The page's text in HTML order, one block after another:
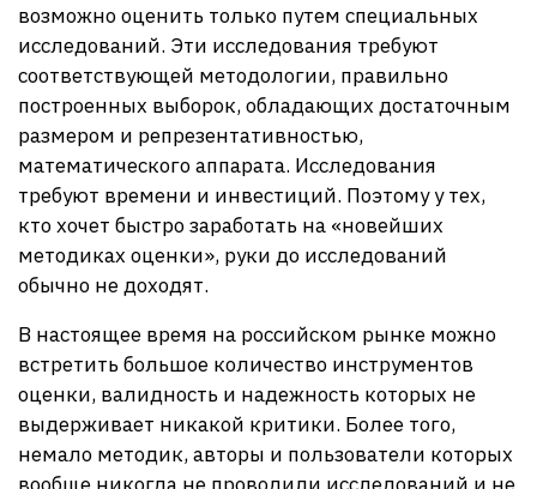
возможно оценить только путем специальных
исследований. Эти исследования требуют
соответствующей методологии, правильно
построенных выборок, обладающих достаточным
размером и репрезентативностью,
математического аппарата. Исследования
требуют времени и инвестиций. Поэтому у тех,
кто хочет быстро заработать на «новейших
методиках оценки», руки до исследований
обычно не доходят.
В настоящее время на российском рынке можно
встретить большое количество инструментов
оценки, валидность и надежность которых не
выдерживает никакой критики. Более того,
немало методик, авторы и пользователи которых